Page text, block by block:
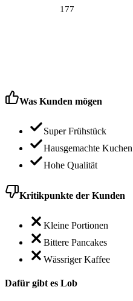
177
Was Kunden mögen
Super Frühstück
Hausgemachte Kuchen
Hohe Qualität
Kritikpunkte der Kunden
Kleine Portionen
Bittere Pancakes
Wässriger Kaffee
Dafür gibt es Lob